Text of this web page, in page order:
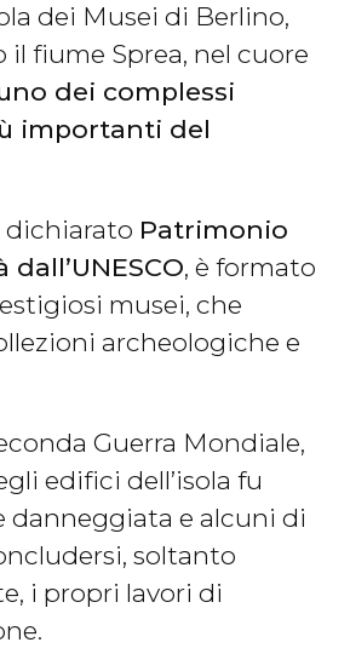
dei Musei di Berlino,
fiume Sprea, nel cuore
dei complessi
importanti del
dichiarato Patrimonio
, è formato
musei, che
archeologiche e
Guerra Mondiale,
edifici dell’isola fu
e alcuni di
soltanto
i propri lavori di